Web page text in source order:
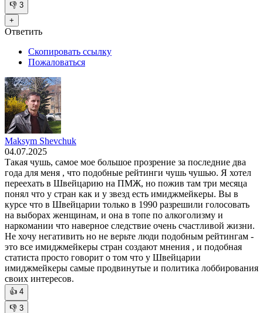
👎 3
+
Ответить
Скопировать ссылку
Пожаловаться
Maksym Shevchuk
04.07.2025
Такая чушь, самое мое большое прозрение за последние два
года для меня , что подобные рейтинги чушь чушью. Я хотел
переехать в Швейцарию на ПМЖ, но пожив там три месяца
понял что у стран как и у звезд есть имиджмейкеры. Вы в
курсе что в Швейцарии только в 1990 разрешили голосовать
на выборах женщинам, и она в топе по алкоголизму и
наркомании что наверное следствие очень счастливой жизни.
Не хочу негативить но не верьте люди подобным рейтингам -
это все имиджмейкеры стран создают мнения , и подобная
статиста просто говорит о том что у Швейцарии
имиджмейкеры самые продвинутые и политика лоббирования
своих интересов.
👍 4
👎 3